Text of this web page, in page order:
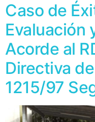
Caso de
Evaluación
Acorde al
Directiva
1215/97